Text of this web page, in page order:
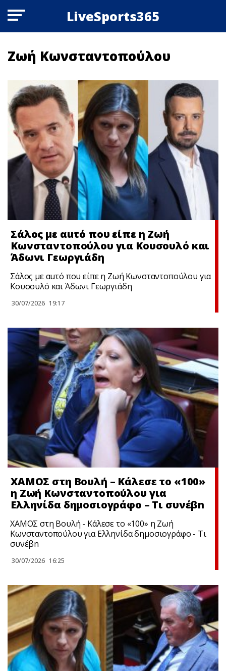
LiveSports365
Ζωή Κωνσταντοπούλου
Σάλος με αuτό που είπε η Ζωή
Κωνσταντοπούλου για Κουσουλό και
Άδωνι Γεωργιάδη
Σάλος με αuτό που είπε η Ζωή Κωνσταντοπούλου για
Κουσουλό και Άδωνι Γεωργιάδη
30/07/2026 19:17
ΧΑΜΟΣ στη Βουλή – Κάλεσε το «100»
η Ζωή Κωνσταντοπούλου για
Ελληνίδα δημοσιογράφο – Τι συνέβn
ΧΑΜΟΣ στη Βουλή - Κάλεσε το «100» η Ζωή
Κωνσταντοπούλου για Ελληνίδα δημοσιογράφο - Τι
συνέβn
30/07/2026 16:25